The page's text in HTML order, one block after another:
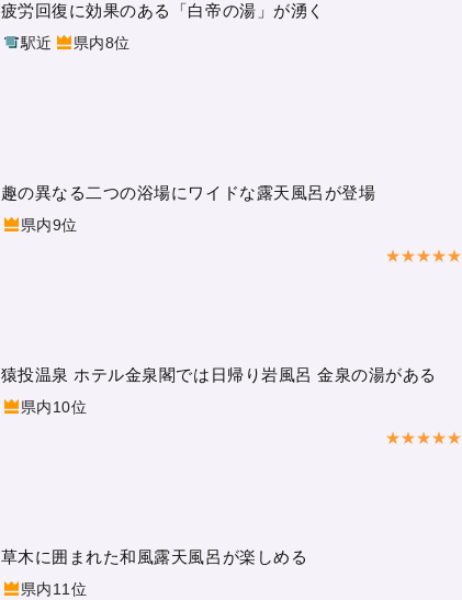
疲労回復に効果のある「白帝の湯」が湧く
駅近 県内8位
趣の異なる二つの浴場にワイドな露天風呂が登場
県内9位
★★★★★
猿投温泉 ホテル金泉閣では日帰り岩風呂 金泉の湯がある
県内10位
★★★★★
草木に囲まれた和風露天風呂が楽しめる
県内11位